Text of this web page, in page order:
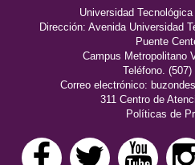
Universidad
Dirección: Avenida Universidad
Puente
Campus Metropolitano
Teléfono. (507)
Correo electrónico:
311 Centro de
Políticas de